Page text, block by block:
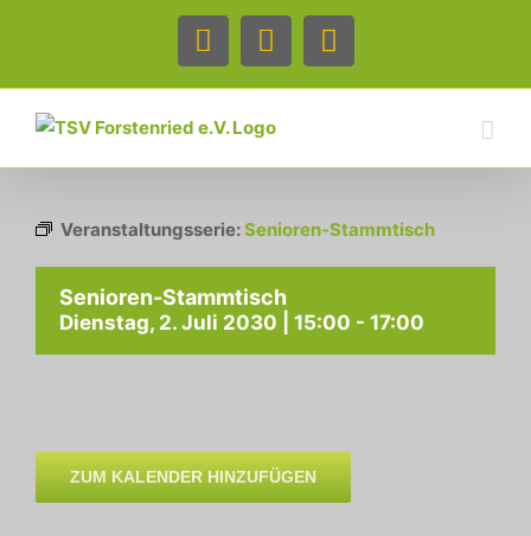
FacebookInstagram
Telefon
Veranstaltungsserie:Senioren-Stammtisch
Senioren-Stammtisch
Dienstag, 2. Juli 2030 | 15:00 - 17:00
ZUM KALENDER HINZUFÜGEN